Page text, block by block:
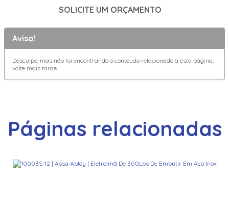
SOLICITE UM ORÇAMENTO
Aviso!
Desculpe, mas não foi encontrando o conteúdo relacionado a esta página,
volte mais tarde
Páginas relacionadas